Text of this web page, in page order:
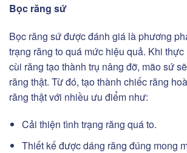
Bọc răng sứ
Bọc răng sứ được đánh giá là phương
trạng răng to quá mức hiệu quả. Khi
cùi răng tạo thành trụ nâng đỡ, mão sứ
răng thật. Từ đó, tạo thành chiếc răng
răng thật với nhiều ưu điểm như:
Cải thiện tình trạng răng quá to.
Thiết kế được dáng răng đúng mong